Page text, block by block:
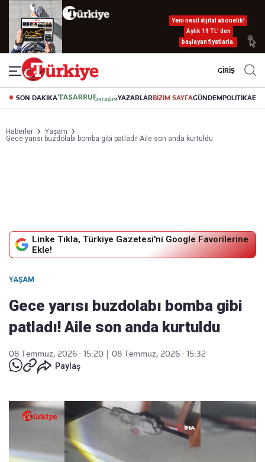
Yeni nesil dijital abonelik!
Aylık 19 TL’ den
başlayan fiyatlarla.
GİRİŞ
SON DAKİKA YAZARLARBİZİM SAYFAGÜNDEMPOLİTİKA
Haberler
Yaşam
Gece yarısı buzdolabı bomba gibi patladı! Aile son anda kurtuldu
Linke Tıkla, Türkiye Gazetesi'ni Google Favorilerine
Ekle!
YAŞAM
Gece yarısı buzdolabı bomba gibi
patladı! Aile son anda kurtuldu
08 Temmuz, 2026 - 15:20
08 Temmuz, 2026 - 15:32
Paylaş